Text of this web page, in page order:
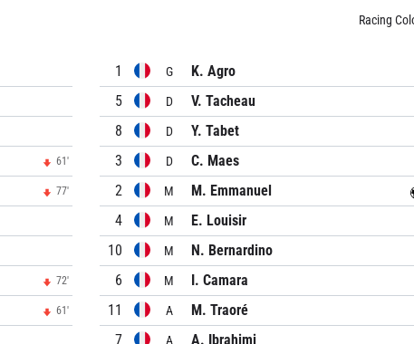
61'
77'
72'
61'
Racing
1 G
K. Agro
5
D
V. Tacheau
8
D
Y. Tabet
3
D
C. Maes
2
M M. Emmanuel
4 M
E. Louisir
10
M
N. Bernardino
6
M
I. Camara
11
A M. Traoré
7 A A. Ibrahimi